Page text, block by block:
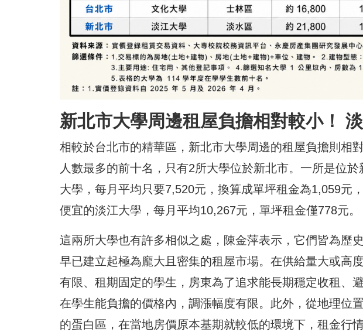
新北市大學周邊租屋負擔相對較小！
相較於台北市的精華區，新北市大學周邊的租屋負擔則相
人數最多的前十名，只有2所大學位於新北市。一所是位
大學，每月平均只要7,520元，換算成單坪租金為1,059元
便宜的淡江大學，每月平均10,267元，單坪租金僅778元。
這兩所大學也有許多相似之處，陳金萍表示，它們皆為歷
早已建立起極為龐大且密集的租屋市場。在供給量大或高
有限、租期固定的學生，房東為了追求能長期穩定收租、
在學生能負擔的價格內，調漲幅度有限。此外，從地理位
的蛋白區，在當地房價原本基期就較低的環境下，租金行